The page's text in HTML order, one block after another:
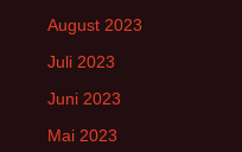
August 2023
Juli 2023
Juni 2023
Mai 2023